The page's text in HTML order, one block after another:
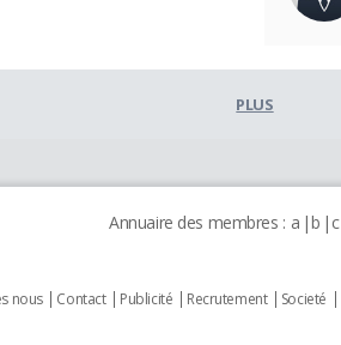
PLUS
Annuaire des membres : a b c
nous Contact Publicité Recrutement Societé